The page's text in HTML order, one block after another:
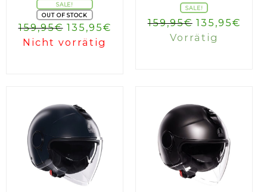
SALE!
OUT OF STOCK
159,95€ Ursprünglicher
Preis
135,95€ Aktueller
Nicht vorrätig
SALE!
159,95€
Preis
135,95€
Vorrätig